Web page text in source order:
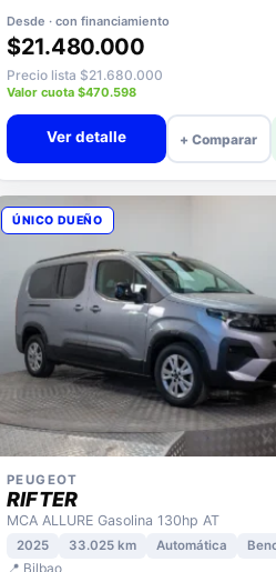
Desde · con financiamiento
$21.480.000
Precio lista $21.680.000
Valor cuota $470.598
Ver detalle + Comparar
PEUGEOT
RIFTER
MCA ALLURE Gasolina 130hp AT
2025